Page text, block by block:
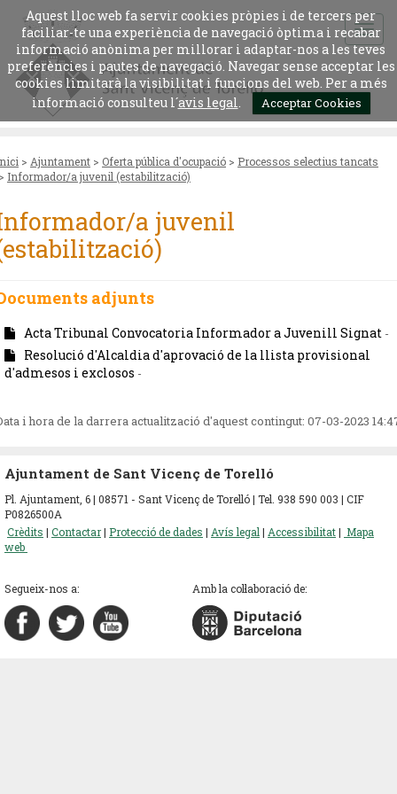
Aquest lloc web fa servir cookies pròpies i de tercers per
faciliar-te una experiència de navegació òptima i recabar
informació anònima per millorar i adaptar-nos a les teves
preferències i pautes de navegació. Navegar sense acceptar les
cookies limitarà la visibilitat i funcions del web. Per a més
informació consulteu l´avis legal. Acceptar Cookies
> Ajuntament > Oferta pública d'ocupació > Processos selectius tancats
Informador/a juvenil (estabilització)
a juvenil
adjunts
Acta Tribunal Convocatoria Informador a Juvenill Signat -
Resolució d'Alcaldia d'aprovació de la llista provisional
d'admesos i exclosos -
i hora de la darrera actualització d'aquest contingut: 07-03-2023
Ajuntament de Sant Vicenç de Torelló
Pl. Ajuntament, 6 | 08571 - Sant Vicenç de Torelló | Tel. 938 590 003 | CIF
P0826500A
Crèdits | Contactar| Protecció de dades | Avís legal | Accessibilitat| Mapa
web
Segueix-nos a: Amb la col·laboració de: